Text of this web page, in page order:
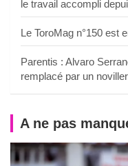
le travail accompli
Le ToroMag n°150 est
Parentis : Alvaro
remplacé par un
A ne pas